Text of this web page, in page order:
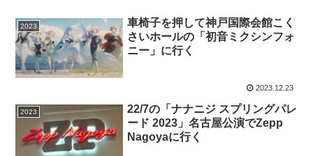
2023
車椅子を押して神戸国際会館こく
さいホールの「初音ミクシンフォ
ニー」に行く
2023.12.23
2023
22/7の「ナナニジ スプリングパレ
ード 2023」名古屋公演でZepp
Nagoyaに行く